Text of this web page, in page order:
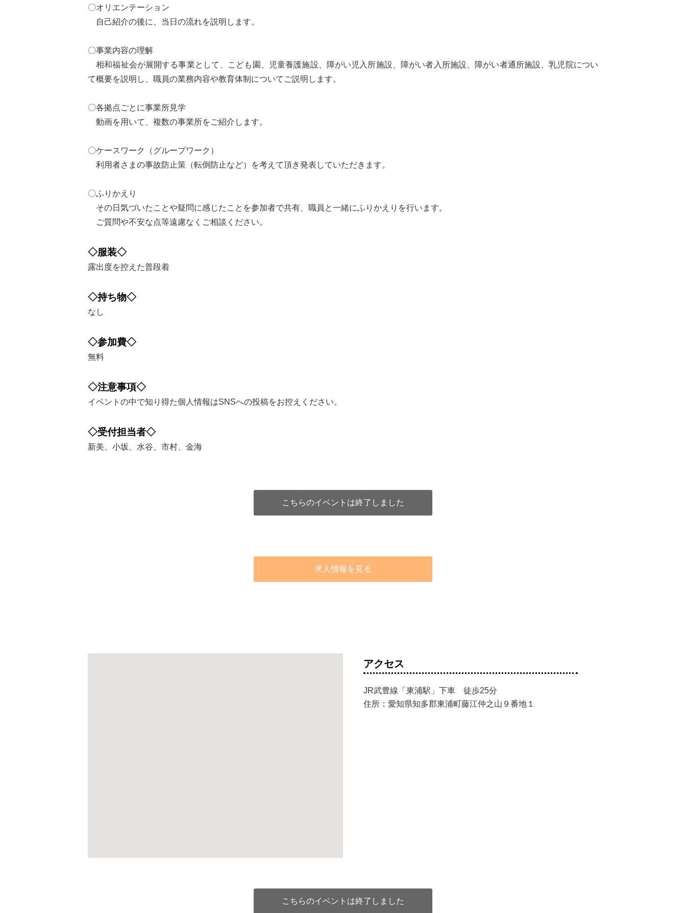
〇オリエンテーション
自己紹介の後に、当日の流れを説明します。
〇事業内容の理解
相和福祉会が展開する事業として、こども園、児童養護施設、障がい児入所施設、障がい者入所施設、障がい者通所施設、乳児院につい
て概要を説明し、職員の業務内容や教育体制についてご説明します。
〇各拠点ごとに事業所見学
動画を用いて、複数の事業所をご紹介します。
〇ケースワーク（グループワーク）
利用者さまの事故防止策（転倒防止など）を考えて頂き発表していただきます。
〇ふりかえり
その日気づいたことや疑問に感じたことを参加者で共有、職員と一緒にふりかえりを行います。
ご質問や不安な点等遠慮なくご相談ください。
◇服装◇
露出度を控えた普段着
◇持ち物◇
なし
◇参加費◇
無料
◇注意事項◇
イベントの中で知り得た個人情報はSNSへの投稿をお控えください。
◇受付担当者◇
新美、小坂、水谷、市村、金海
こちらのイベントは終了しました
求人情報を見る
アクセス
JR武豊線「東浦駅」下車 徒歩25分
住所：愛知県知多郡東浦町藤江仲之山９番地１
こちらのイベントは終了しました